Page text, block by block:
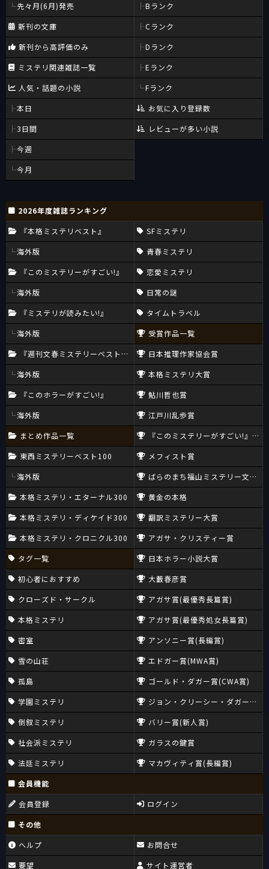
先々月(6月)発売
新刊の文庫
新刊から高評価のみ
ミステリ関連雑誌一覧
人気・話題の小説
本日
3日間
今週
今月
Bランク
Cランク
Dランク
Eランク
Fランク
お気に入り登録数
レビューが多い小説
2026年度雑誌ランキング
『本格ミステリベスト』
海外版
『このミステリーがすごい!』
海外版
『ミステリが読みたい!』
海外版
『週刊文春ミステリーベスト10』
海外版
『このホラーがすごい!』
海外版
まとめ作品一覧
東西ミステリーベスト100
海外版
本格ミステリ・エターナル300
本格ミステリ・ディケイド300
本格ミステリ・クロニクル300
タグ一覧
初心者におすすめ
クローズド・サークル
本格ミステリ
密室
雪の山荘
孤島
学園ミステリ
倒叙ミステリ
社会派ミステリ
法廷ミステリ
SFミステリ
青春ミステリ
恋愛ミステリ
日常の謎
タイムトラベル
受賞作品一覧
日本推理作家協会賞
本格ミステリ大賞
鮎川哲也賞
江戸川乱歩賞
『このミステリーがすごい!』大賞
メフィスト賞
ばらのまち福山ミステリー文学新
黄金の本格
翻訳ミステリー大賞
アガサ・クリスティー賞
日本ホラー小説大賞
大藪春彦賞
アガサ賞(最優秀長篇賞)
アガサ賞(最優秀処女長篇賞)
アンソニー賞(長編賞)
エドガー賞(MWA賞)
ゴールド・ダガー賞(CWA賞)
ジョン・クリーシー・ダガー賞
バリー賞(新人賞)
ガラスの鍵賞
マカヴィティ賞(長編賞)
会員機能
会員登録
ログイン
その他
ヘルプ
要望
お問合せ
サイト運営者